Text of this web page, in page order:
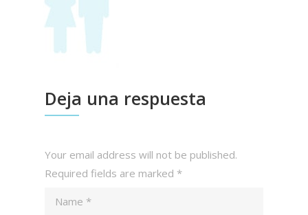
Deja una respuesta
Your email address will not be published.
Required fields are marked *